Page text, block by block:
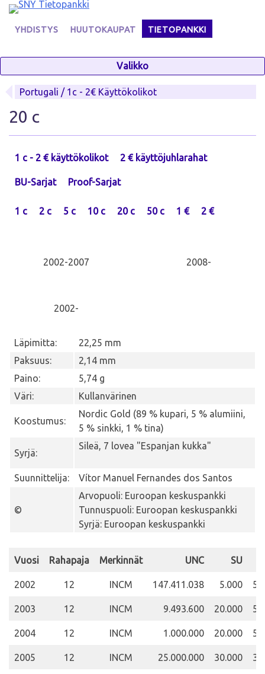
Skip
contentYHDISTYS HUUTOKAUPAT TIETOPANKKI
Valikko
Portugali / 1c - 2€ Käyttökolikot
20 c
1 c - 2 € käyttökolikot 2 € käyttöjuhlarahat
BU-Sarjat Proof-Sarjat
1 c 2 c 5 c 10 c 20 c 50 c 1 € 2 €
2002-2007 2008-
Läpimitta:
22,25 mm
Paksuus:
2,14 mm
Paino:
5,74 g
Väri:
Kullanvärinen
Koostumus:
Nordic Gold (89 % kupari, 5 % alumiini,
5 % sinkki, 1 % tina)
Syrjä:
Sileä, 7 lovea "Espanjan kukka"
Suunnittelija: Vítor Manuel Fernandes dos Santos
©
Arvopuoli: Euroopan keskuspankki
Tunnuspuoli: Euroopan keskuspankki
Syrjä: Euroopan keskuspankki
2002-
Vuosi Rahapaja Merkinnät UNC SU
2002 12 INCM 147.411.038 5.000
2003 12 INCM 9.493.600 20.000
2004 12 INCM 1.000.000 20.000
2005 12 INCM 25.000.000 30.000